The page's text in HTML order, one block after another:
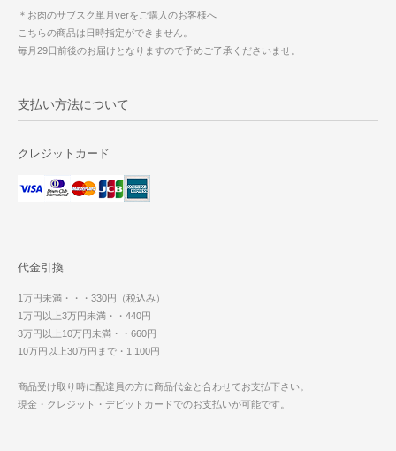
＊お肉のサブスク単月verをご購入のお客様へ
こちらの商品は日時指定ができません。
毎月29日前後のお届けとなりますので予めご了承くださいませ。
支払い方法について
クレジットカード
代金引換
1万円未満・・・330円（税込み）
1万円以上3万円未満・・440円
3万円以上10万円未満・・660円
10万円以上30万円まで・1,100円
商品受け取り時に配達員の方に商品代金と合わせてお支払下さい。
現金・クレジット・デビットカードでのお支払いが可能です。